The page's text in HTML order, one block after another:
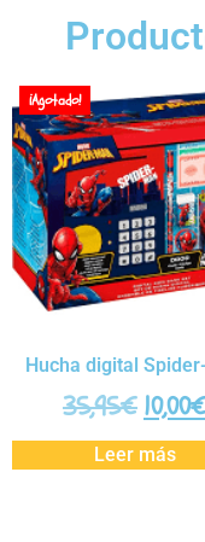
¡Agotado!
Hucha digital
35,95€ 10,00
Leer más